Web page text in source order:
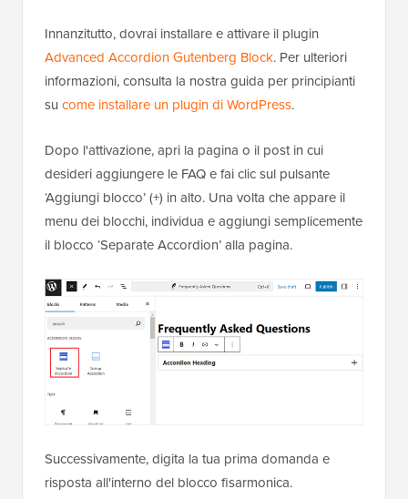
Innanzitutto, dovrai installare e attivare il plugin
Advanced Accordion Gutenberg Block. Per ulteriori
informazioni, consulta la nostra guida per principianti
su come installare un plugin di WordPress.
Dopo l'attivazione, apri la pagina o il post in cui
desideri aggiungere le FAQ e fai clic sul pulsante
‘Aggiungi blocco’ (+) in alto. Una volta che appare il
menu dei blocchi, individua e aggiungi semplicemente
il blocco ‘Separate Accordion’ alla pagina.
Successivamente, digita la tua prima domanda e
risposta all'interno del blocco fisarmonica.